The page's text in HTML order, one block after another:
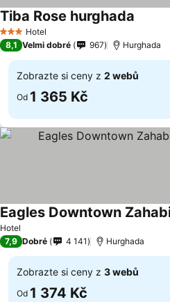
3 Počet hvězdiček
Hotel
Tiba Rose hurghada
8,1 Velmi dobré 967 Hurghada
Zobrazte si ceny z 2 webů
Od 1 365 Kč
Hotel
7,9 Dobré 4 141 Hurghada
Zobrazte si ceny z 3 webů
Od 1 374 Kč